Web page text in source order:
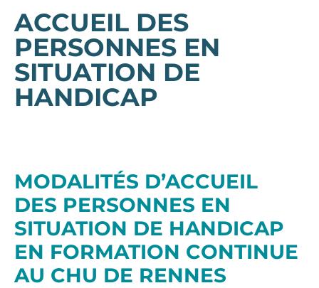
ACCUEIL DES
PERSONNES EN
SITUATION DE
HANDICAP
MODALITÉS D’ACCUEIL
DES PERSONNES EN
SITUATION DE HANDICAP
EN FORMATION CONTINUE
AU CHU DE RENNES